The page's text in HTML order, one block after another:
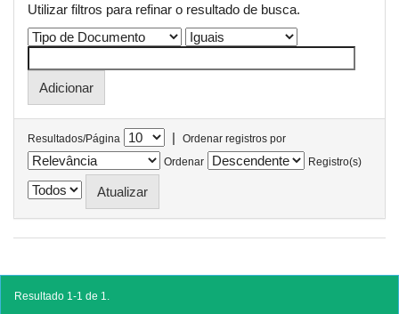
Utilizar filtros para refinar o resultado de busca.
Resultados/Página |
Ordenar registros por
Ordenar
Registro(s)
Resultado 1-1 de 1.